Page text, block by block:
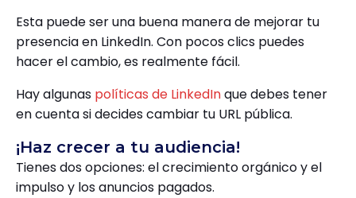
Esta puede ser una buena manera de mejorar tu
presencia en LinkedIn. Con pocos clics puedes
hacer el cambio, es realmente fácil.
Hay algunas políticas de LinkedInque debes tener
en cuenta si decides cambiar tu URL pública.
¡Haz crecer a tu audiencia!
Tienes dos opciones: el crecimiento orgánico y el
impulso y los anuncios pagados.